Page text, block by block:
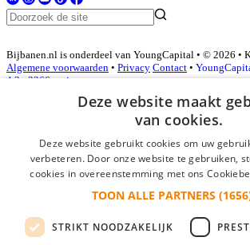
Bijbanen.nl is onderdeel van YoungCapital • © 2026 •
Algemene voorwaarden • Privacy Contact •
4.3 - 3366 reviews
Inloggen als bedrijf
*
login gegevens onthouden
Deze website maakt
van cookies.
Deze website gebruikt cookies om uw
verbeteren. Door onze website te gebruiken,
cookies in overeenstemming met ons
TOON ALLE PARTNERS
STRIKT NOODZAKELIJK